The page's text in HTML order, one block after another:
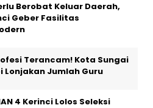
Berobat Keluar Daerah,
Geber Fasilitas
Terancam! Kota Sungai
Lonjakan Jumlah Guru
4 Kerinci Lolos Seleksi